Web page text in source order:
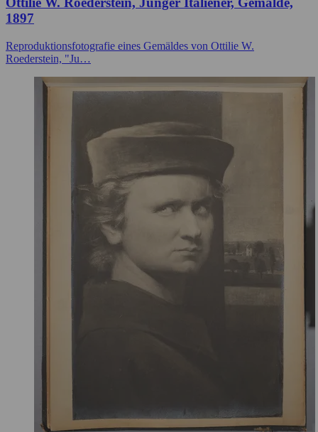
1897
Reproduktionsfotografie eines Gemäldes von Ottilie W.
Roederstein, "Ju…